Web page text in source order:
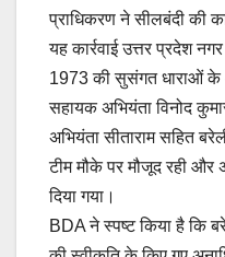
प्राधिकरण ने सीलबंदी की
यह कार्रवाई उत्तर प्रदेश
1973 की सुसंगत धाराओं के
सहायक अभियंता विनोद
अभियंता सीताराम सहित
टीम मौके पर मौजूद रही और
दिया गया।
BDA ने स्पष्ट किया है कि